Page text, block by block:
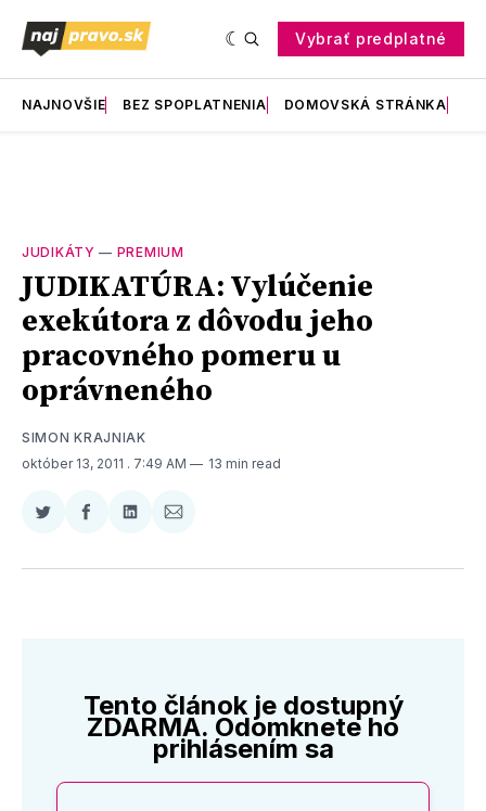
Vybrať predplatné
NAJNOVŠIE BEZ SPOPLATNENIA DOMOVSKÁ STRÁNKA
JUDIKÁTY — PREMIUM
JUDIKATÚRA: Vylúčenie
exekútora z dôvodu jeho
pracovného pomeru u
oprávneného
SIMON KRAJNIAK
október 13, 2011 . 7:49 AM 13 min read
Zdieľať
Twitter
Zdieľať
Facebooku
Zdieľať
LinkedIne
Zdieľať
E-
Tento článok je dostupný
ZDARMA. Odomknete ho
prihlásením sa